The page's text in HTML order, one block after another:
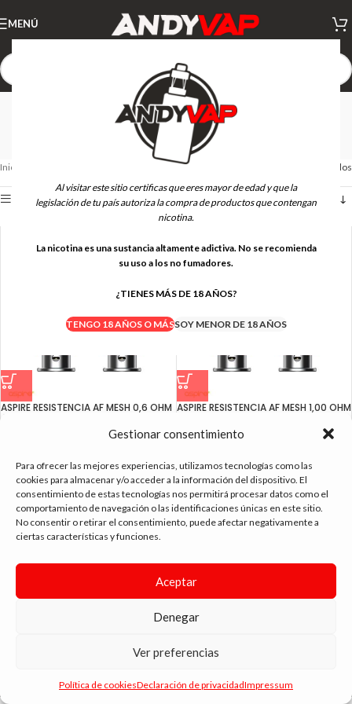
Al visitar este sitio certificas que eres mayor de edad y que la
legislación de tu país autoriza la compra de productos que contengan
nicotina.
La nicotina es una sustancia altamente adictiva. No se recomienda
su uso a los no fumadores.
¿TIENES MÁS DE 18 AÑOS?
TENGO 18 AÑOS O MÁSSOY MENOR DE 18 AÑOS
Gestionar consentimiento
Para ofrecer las mejores experiencias, utilizamos tecnologías como las
cookies para almacenar y/o acceder a la información del dispositivo. El
consentimiento de estas tecnologías nos permitirá procesar datos como el
comportamiento de navegación o las identificaciones únicas en este sitio.
No consentir o retirar el consentimiento, puede afectar negativamente a
ciertas características y funciones.
Aceptar
Denegar
Ver preferencias
Política de cookiesDeclaración de privacidadImpressum
MENÚ
ASPIRE - Resistencias
Pod
Inicio ASPIRE - Resistencias Pod Mostrando los 2 resultados
Ver barra lateral
ASPIRE RESISTENCIA AF MESH 0,6 OHM ASPIRE RESISTENCIA AF MESH 1,00 OHM
tienda vapeo málaga
DIMAYOU. AGENCIA DE DISEÑO WEB Y MARKETING.